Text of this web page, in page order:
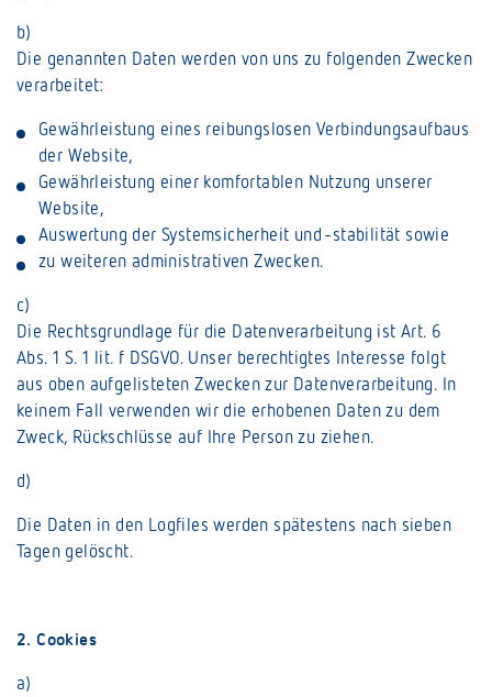
b)
Die genannten Daten werden von uns zu folgenden Zwecken
verarbeitet:
Gewährleistung eines reibungslosen Verbindungsaufbaus
der Website,
Gewährleistung einer komfortablen Nutzung unserer
Website,
Auswertung der Systemsicherheit und -stabilität sowie
zu weiteren administrativen Zwecken.
c)
Die Rechtsgrundlage für die Datenverarbeitung ist Art. 6
Abs. 1 S. 1 lit. f DSGVO. Unser berechtigtes Interesse folgt
aus oben aufgelisteten Zwecken zur Datenverarbeitung. In
keinem Fall verwenden wir die erhobenen Daten zu dem
Zweck, Rückschlüsse auf Ihre Person zu ziehen.
d)
Die Daten in den Logfiles werden spätestens nach sieben
Tagen gelöscht.
2. Cookies
a)